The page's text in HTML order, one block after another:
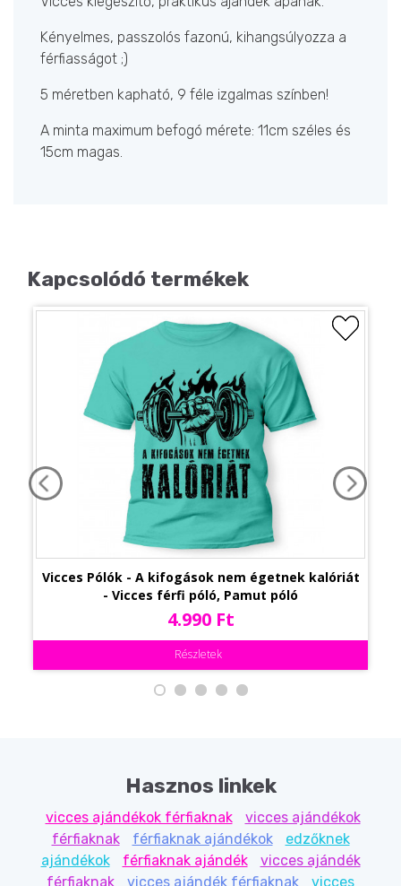
Kényelmes, passzolós fazonú, kihangsúlyozza a
férfiasságot ;)
5 méretben kapható, 9 féle izgalmas színben!
A minta maximum befogó mérete: 11cm széles és
15cm magas.
Kapcsolódó termékek
Vicces Pólók - A kifogások nem égetnek kalóriát
- Vicces férfi póló, Pamut póló
4.990 Ft
Részletek
Hasznos linkek
vicces ajándékok férfiaknak
vicces ajándékok
férfiaknak
férfiaknak ajándékok
edzőknek
ajándékok
férfiaknak ajándék
vicces ajándék
férfiaknak
vicces ajándék férfiaknak
vicces